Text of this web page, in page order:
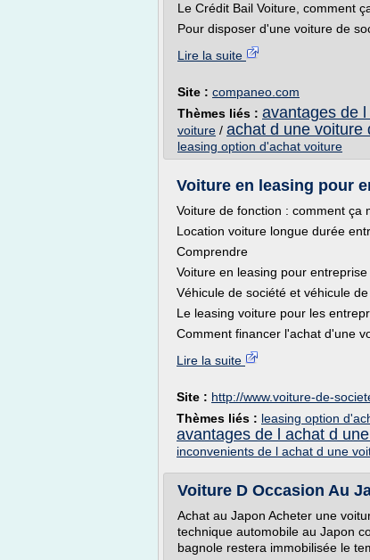
Le Crédit Bail Voiture, comment
Pour disposer d'une voiture de
Lire la suite
Site : companeo.com
Thèmes liés : avantages de
voiture / achat d une voiture
leasing option d'achat voiture
Voiture en leasing pour
Voiture de fonction : comment ça
Location voiture longue durée
Comprendre
Voiture en leasing pour
Véhicule de société et véhicule
Le leasing voiture pour les
Comment financer l'achat d'une
Lire la suite
Site : http://www.voiture-de-
Thèmes liés : leasing option
avantages de l achat d
inconvenients de l achat d une
Voiture D Occasion Au
Achat au Japon Acheter une
technique automobile au Japon
bagnole restera immobilisée le